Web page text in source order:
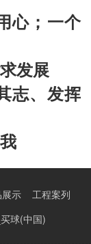
心；一个
发展
志、发挥
示
工程案列
球(中国)